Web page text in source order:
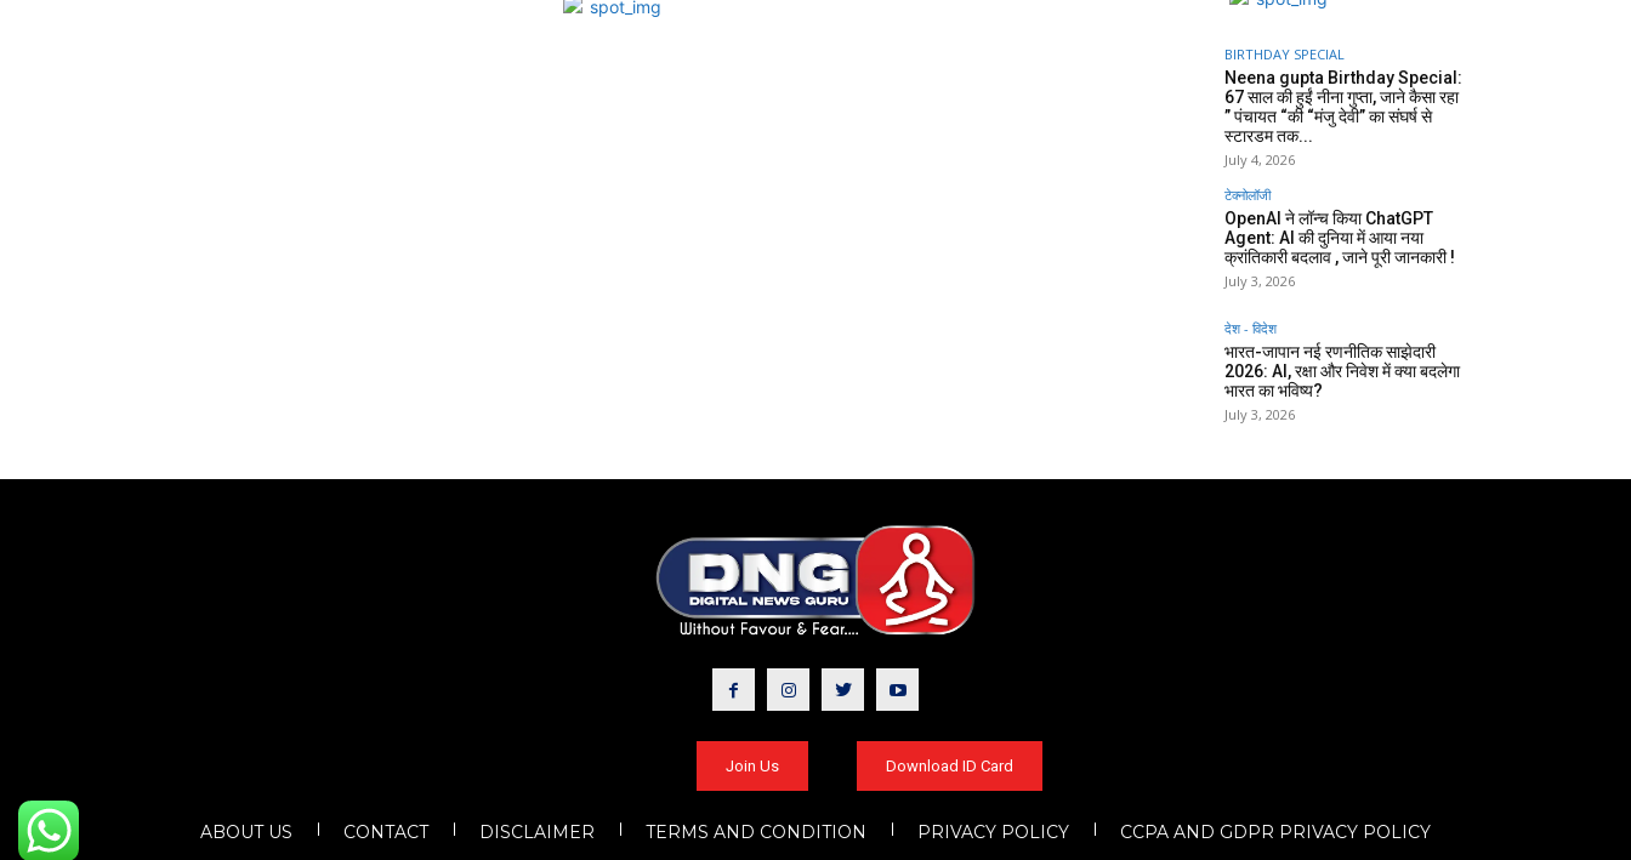
BIRTHDAY SPECIAL
Neena gupta Birthday Special:
67 साल की हुईं नीना गुप्ता, जाने कैसा रहा
” पंचायत “की “मंजु देवी” का संघर्ष से
स्टारडम तक...
July 4, 2026
टेक्नोलॉजी
OpenAI ने लॉन्च किया ChatGPT
Agent: AI की दुनिया में आया नया
क्रांतिकारी बदलाव , जाने पूरी जानकारी !
July 3, 2026
देश - विदेश
भारत-जापान नई रणनीतिक साझेदारी
2026: AI, रक्षा और निवेश में क्या बदलेगा
भारत का भविष्य?
July 3, 2026
Join Us Download ID Card
ABOUT US CONTACT DISCLAIMER TERMS AND CONDITION PRIVACY POLICY CCPA AND GDPR PRIVACY POLICY